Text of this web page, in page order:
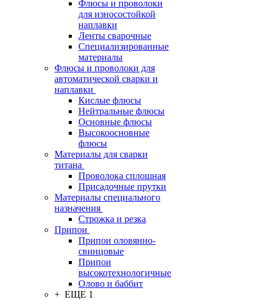
Флюсы и проволоки
для износостойкой
наплавки
Ленты сварочные
Специализированные
материалы
Флюсы и проволоки для
автоматической сварки и
наплавки
Кислые флюсы
Нейтральные флюсы
Основные флюсы
Высокоосновные
флюсы
Материалы для сварки
титана
Проволока сплошная
Присадочные прутки
Материалы специального
назначения
Строжка и резка
Припои
Припои оловянно-
свинцовые
Припои
высокотехнологичные
Олово и баббит
+ ЕЩЕ 1